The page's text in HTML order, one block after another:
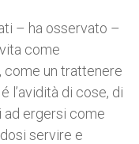
– ha osservato –
come
come un trattenere
l’avidità di cose, di
ad ergersi come
servire e